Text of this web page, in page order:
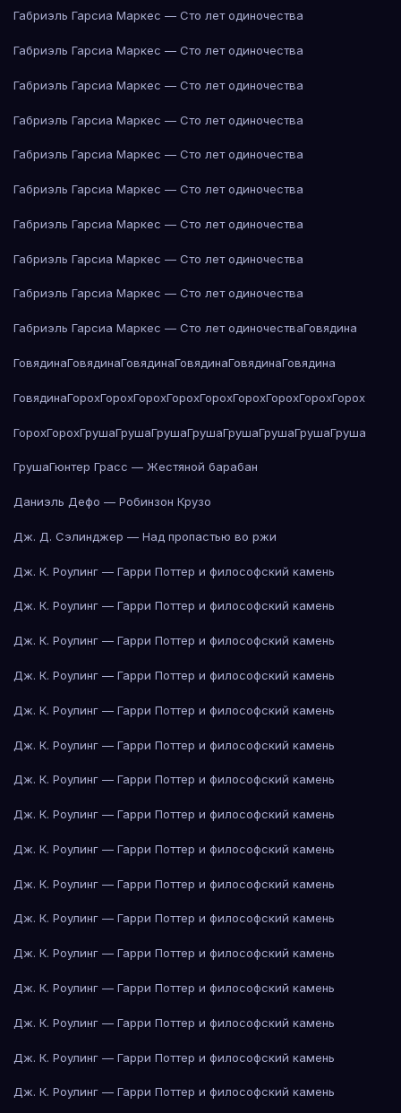
Габриэль Гарсиа Маркес — Сто лет одиночества
Габриэль Гарсиа Маркес — Сто лет одиночества
Габриэль Гарсиа Маркес — Сто лет одиночества
Габриэль Гарсиа Маркес — Сто лет одиночества
Габриэль Гарсиа Маркес — Сто лет одиночества
Габриэль Гарсиа Маркес — Сто лет одиночества
Габриэль Гарсиа Маркес — Сто лет одиночества
Габриэль Гарсиа Маркес — Сто лет одиночества
Габриэль Гарсиа Маркес — Сто лет одиночества
Габриэль Гарсиа Маркес — Сто лет одиночестваГовядина
ГовядинаГовядинаГовядинаГовядинаГовядинаГовядина
ГовядинаГорохГорохГорохГорохГорохГорохГорохГорохГорох
ГорохГорохГрушаГрушаГрушаГрушаГрушаГрушаГрушаГруша
ГрушаГюнтер Грасс — Жестяной барабан
Даниэль Дефо — Робинзон Крузо
Дж. Д. Сэлинджер — Над пропастью во ржи
Дж. К. Роулинг — Гарри Поттер и философский камень
Дж. К. Роулинг — Гарри Поттер и философский камень
Дж. К. Роулинг — Гарри Поттер и философский камень
Дж. К. Роулинг — Гарри Поттер и философский камень
Дж. К. Роулинг — Гарри Поттер и философский камень
Дж. К. Роулинг — Гарри Поттер и философский камень
Дж. К. Роулинг — Гарри Поттер и философский камень
Дж. К. Роулинг — Гарри Поттер и философский камень
Дж. К. Роулинг — Гарри Поттер и философский камень
Дж. К. Роулинг — Гарри Поттер и философский камень
Дж. К. Роулинг — Гарри Поттер и философский камень
Дж. К. Роулинг — Гарри Поттер и философский камень
Дж. К. Роулинг — Гарри Поттер и философский камень
Дж. К. Роулинг — Гарри Поттер и философский камень
Дж. К. Роулинг — Гарри Поттер и философский камень
Дж. К. Роулинг — Гарри Поттер и философский камень